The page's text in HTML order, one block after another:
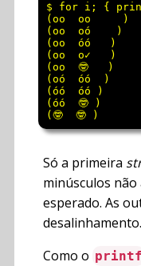
$ for i; {
(oo  oo     )
(oo  oó    )
(oo  óó   )
(oo  o✓   )
(oo  🤓   )
(oó  óó  )
(óó  óó )
(óó  🤓 )
Só a primeira
minúsculos
esperado. As
Como o printf